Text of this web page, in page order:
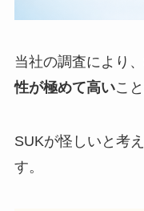
当社の調査により、
性が極めて高いこ
SUKが怪しいと考
す。